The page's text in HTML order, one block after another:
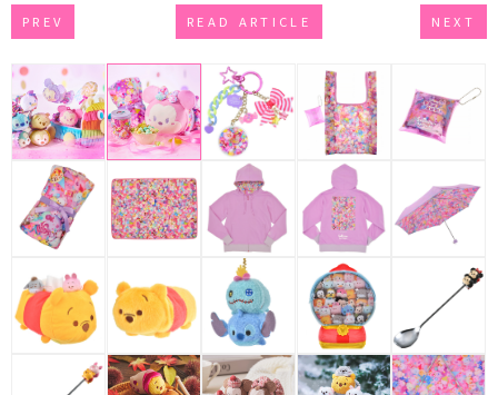
PREV READ ARTICLE NEXT